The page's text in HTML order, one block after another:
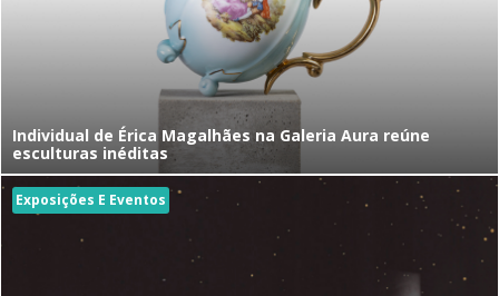
Individual de Érica Magalhães na Galeria Aura reúne
esculturas inéditas
Exposições E Eventos